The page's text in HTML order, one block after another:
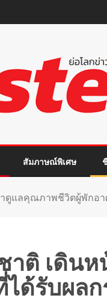
สัมภาษณ์พิเศษ
าดูแลคุณภาพชีวิตผู้พักอ
าติ เดิ
ด้รับผล